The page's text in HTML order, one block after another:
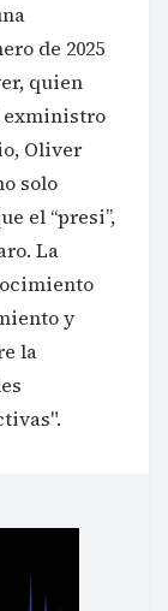
de 2025
quien
exministro
Oliver
solo
el “presi”,
La
y
la